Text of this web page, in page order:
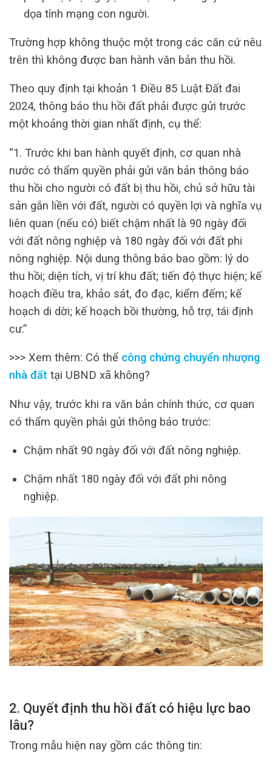
dọa tính mạng con người.
Trường hợp không thuộc một trong các căn cứ nêu
trên thì không được ban hành văn bản thu hồi.
Theo quy định tại khoản 1 Điều 85 Luật Đất đai
2024, thông báo thu hồi đất phải được gửi trước
một khoảng thời gian nhất định, cụ thể:
“1. Trước khi ban hành quyết định, cơ quan nhà
nước có thẩm quyền phải gửi văn bản thông báo
thu hồi cho người có đất bị thu hồi, chủ sở hữu tài
sản gắn liền với đất, người có quyền lợi và nghĩa vụ
liên quan (nếu có) biết chậm nhất là 90 ngày đối
với đất nông nghiệp và 180 ngày đối với đất phi
nông nghiệp. Nội dung thông báo bao gồm: lý do
thu hồi; diện tích, vị trí khu đất; tiến độ thực hiện; kế
hoạch điều tra, khảo sát, đo đạc, kiểm đếm; kế
hoạch di dời; kế hoạch bồi thường, hỗ trợ, tái định
cư.”
>>> Xem thêm: Có thể công chứng chuyển nhượng
nhà đất tại UBND xã không?
Như vậy, trước khi ra văn bản chính thức, cơ quan
có thẩm quyền phải gửi thông báo trước:
Chậm nhất 90 ngày đối với đất nông nghiệp.
Chậm nhất 180 ngày đối với đất phi nông
nghiệp.
2. Quyết định thu hồi đất có hiệu lực bao
lâu?
Trong mẫu hiện nay gồm các thông tin: